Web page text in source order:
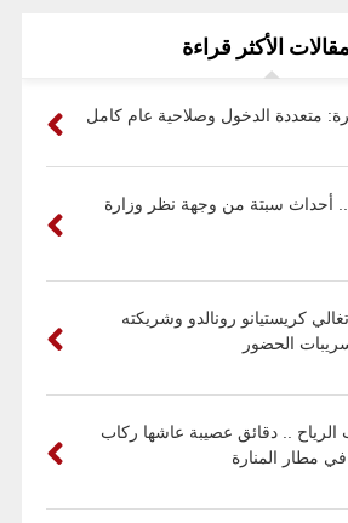
الأكثر قراءة
متعددة الدخول وصلاحية عام كامل
أحداث سبتة من وجهة نظر وزارة
كريستيانو رونالدو وشريكته
الحضور
.. دقائق عصيبة عاشها ركاب
مطار المنارة